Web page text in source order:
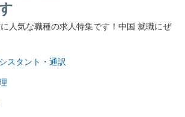
人気な職種の求人特集です！中国 就職にぜ
スタント・通訳